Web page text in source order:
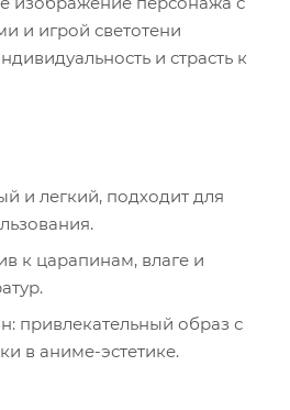
и игрой светотени
и страсть к
и легкий, подходит для
к царапинам, влаге и
привлекательный образ с
в аниме-эстетике.